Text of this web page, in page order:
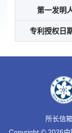
第一发明人
专利授权日期
所长信